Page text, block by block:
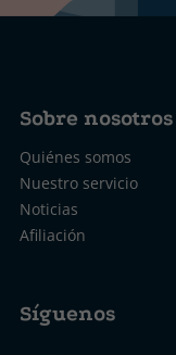
Sobre nosotros
Quiénes somos
Nuestro servicio
Noticias
Afiliación
Síguenos